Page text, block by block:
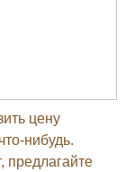
цену
нибудь.
предлагайте